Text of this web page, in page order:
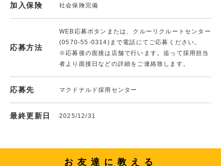
加入保険 社会保険完備
応募方法
WEB応募ボタンまたは、クルーリクルートセンター
(0570-55-0314)まで電話にてご応募ください。
※応募後の面接は店舗で行います。追って採用担当
者より面接日などの詳細をご連絡致します。
応募先 マクドナルド採用センター
最終更新日 2025/12/31
お友達に教える